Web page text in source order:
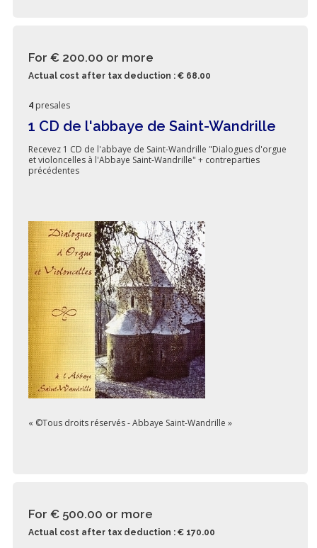
For € 200.00 or more
Actual cost after tax deduction : € 68.00
4 presales
1 CD de l'abbaye de Saint-Wandrille
Recevez 1 CD de l'abbaye de Saint-Wandrille "Dialogues d'orgue
et violoncelles à l'Abbaye Saint-Wandrille" + contreparties
précédentes
« ©Tous droits réservés - Abbaye Saint-Wandrille »
For € 500.00 or more
Actual cost after tax deduction : € 170.00